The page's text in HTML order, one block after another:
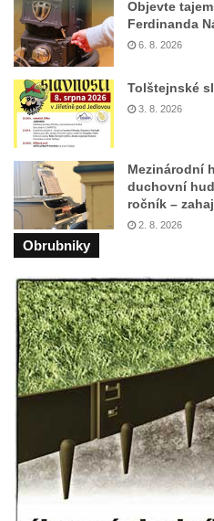
nádvoří kláštera dominikánů v
Budějovicích
kláštera dominikánů v Českých
Budějovicích
Socha svatého Josefa na
dominikánů v Českých
Socha svaté Anny na nádvoří
dominikánů v Českých
Socha svatého Dominika na
kláštera dominikánů v Českých
Budějovicích
Sousoší Kalvárie před
dominikánů u Piaristického
Českých Budějovicích
Socha svatého Václava u
Pamětní deska Tomáše
na radnici v Českých
Objevte
Ferdinanda
6. 8. 2026
Tolštejnské
3. 8. 2026
Mezinárodní
duchovní
ročník –
2. 8. 2026
Obrubniky